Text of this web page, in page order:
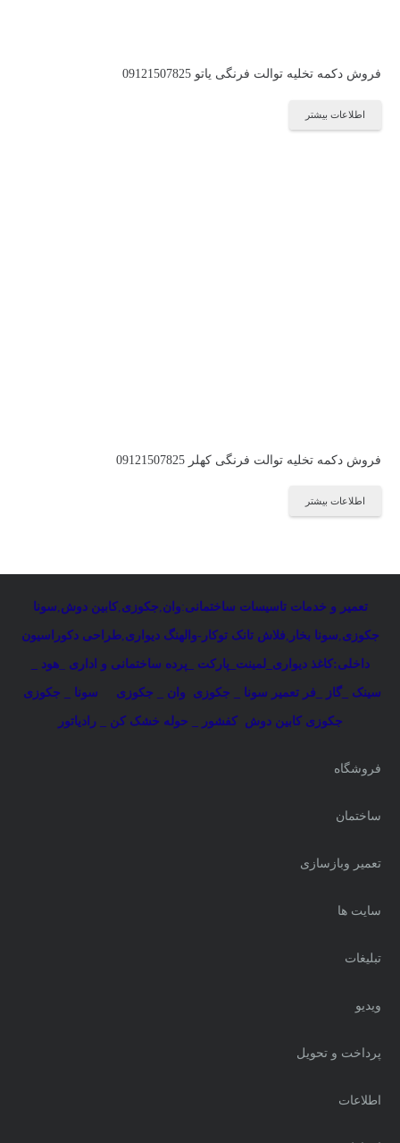
فروش دکمه تخلیه توالت فرنگی یاتو 09121507825
اطلاعات بیشتر
فروش دکمه تخلیه توالت فرنگی کهلر 09121507825
اطلاعات بیشتر
تعمیر و خدمات تاسیسات ساختمانی:وان,جکوزی,کابین دوش,سونا
جکوزی,سونا بخار ,فلاش تانک توکار-والهنگ دیواری,طراحی دکوراسیون
داخلی:کاغذ دیواری_لمینت_پارکت _پرده ساختمانی و اداری _هود _
سینک _گاز _فر تعمیر سونا _ جکوزی وان _ جکوزی سونا _ جکوزی
جکوزی کابین دوش کفشور _ حوله خشک کن _ رادیاتور
فروشگاه
ساختمان
تعمیر وبازسازی
سایت ها
تبلیغات
ویدیو
پرداخت و تحویل
اطلاعات